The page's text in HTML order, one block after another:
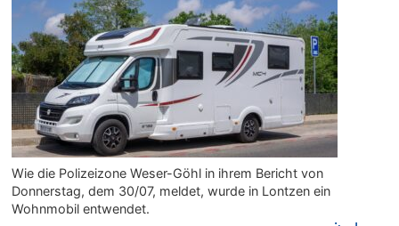
Wie die Polizeizone Weser-Göhl in ihrem Bericht von
Donnerstag, dem 30/07, meldet, wurde in Lontzen ein
Wohnmobil entwendet.